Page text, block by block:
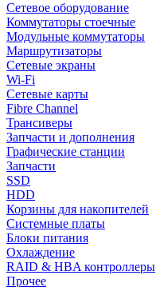
Сетевое оборудование
Коммутаторы стоечные
Модульные коммутаторы
Маршрутизаторы
Сетевые экраны
Wi-Fi
Сетевые карты
Fibre Channel
Трансиверы
Запчасти и дополнения
Графические станции
Запчасти
SSD
HDD
Корзины для накопителей
Системные платы
Блоки питания
Охлаждение
RAID & HBA контроллеры
Прочее